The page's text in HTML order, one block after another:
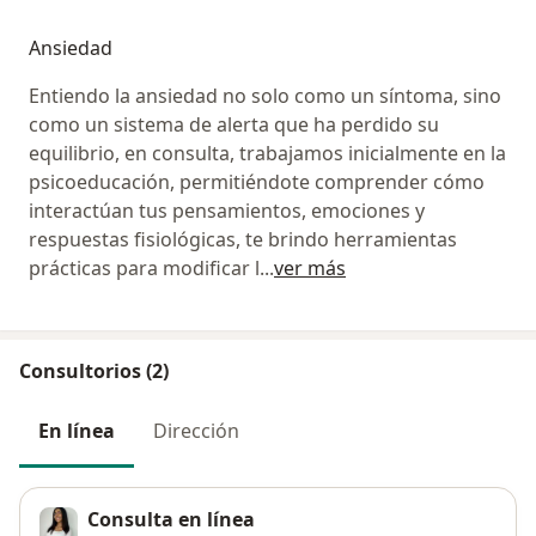
necesidades antes de agendar.
Ansiedad
Entiendo la ansiedad no solo como un síntoma, sino
como un sistema de alerta que ha perdido su
equilibrio, en consulta, trabajamos inicialmente en la
psicoeducación, permitiéndote comprender cómo
interactúan tus pensamientos, emociones y
respuestas fisiológicas, te brindo herramientas
prácticas para modificar l...ver más
Consultorios (2)
En línea Dirección
Consulta en línea